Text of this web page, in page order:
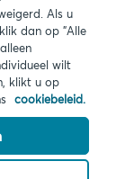
Als u
dan op "Alle
wilt
klikt u op
cookiebeleid.